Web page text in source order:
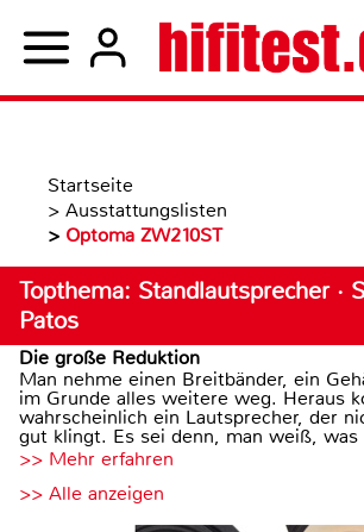
Startseite
> Ausstattungslisten
> Optoma ZW210ST
Topthema: Standlautsprecher ·
Patos
Die große Reduktion
Man nehme einen Breitbänder, ein
im Grunde alles weitere weg. Heraus
wahrscheinlich ein Lautsprecher, der
gut klingt. Es sei denn, man weiß, was
>> Mehr erfahren
>> Alle anzeigen